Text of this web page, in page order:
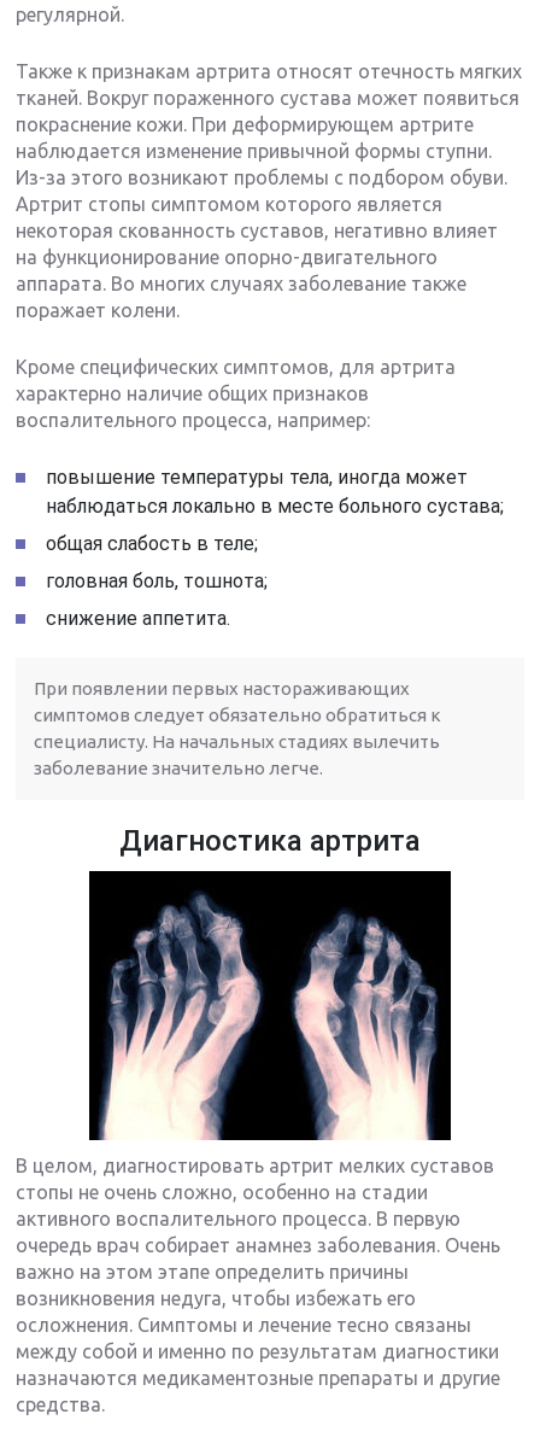
регулярной.
Также к признакам артрита относят отечность мягких
тканей. Вокруг пораженного сустава может появиться
покраснение кожи. При деформирующем артрите
наблюдается изменение привычной формы ступни.
Из-за этого возникают проблемы с подбором обуви.
Артрит стопы симптомом которого является
некоторая скованность суставов, негативно влияет
на функционирование опорно-двигательного
аппарата. Во многих случаях заболевание также
поражает колени.
Кроме специфических симптомов, для артрита
характерно наличие общих признаков
воспалительного процесса, например:
повышение температуры тела, иногда может
наблюдаться локально в месте больного сустава;
общая слабость в теле;
головная боль, тошнота;
снижение аппетита.
При появлении первых настораживающих
симптомов следует обязательно обратиться к
специалисту. На начальных стадиях вылечить
заболевание значительно легче.
Диагностика артрита
В целом, диагностировать артрит мелких суставов
стопы не очень сложно, особенно на стадии
активного воспалительного процесса. В первую
очередь врач собирает анамнез заболевания. Очень
важно на этом этапе определить причины
возникновения недуга, чтобы избежать его
осложнения. Симптомы и лечение тесно связаны
между собой и именно по результатам диагностики
назначаются медикаментозные препараты и другие
средства.